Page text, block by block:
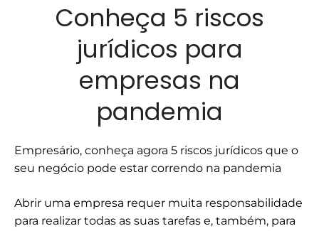
Conheça 5 riscos
jurídicos para
empresas na
pandemia
Empresário, conheça agora 5 riscos jurídicos que o
seu negócio pode estar correndo na pandemia
Abrir uma empresa requer muita responsabilidade
para realizar todas as suas tarefas e, também, para